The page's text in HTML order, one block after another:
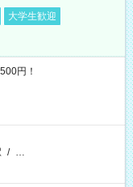
大学生歓迎
円！
/ …